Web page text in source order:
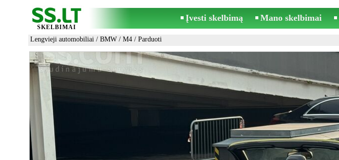
SKELBIMAI
Įvesti skelbimą Mano skelbimai
Lengvieji automobiliai / BMW / M4 / Parduoti